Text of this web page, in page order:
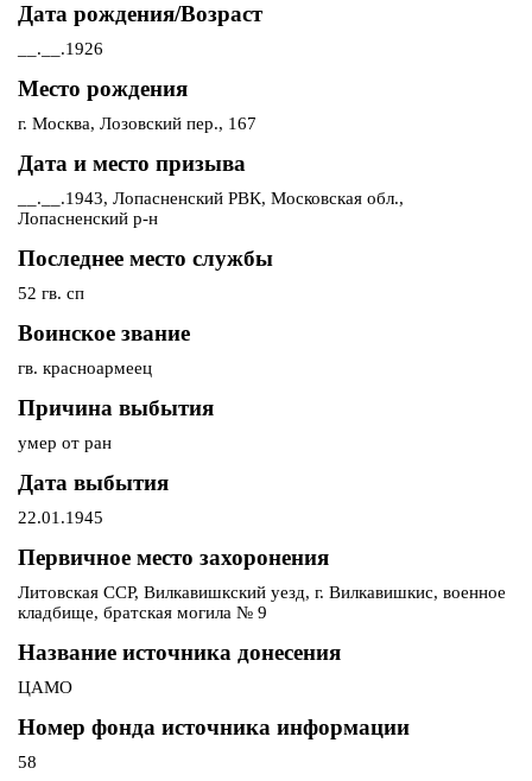
Дата рождения/Возраст
__.__.1926
Место рождения
г. Москва, Лозовский пер., 167
Дата и место призыва
__.__.1943, Лопасненский РВК, Московская обл.,
Лопасненский р-н
Последнее место службы
52 гв. сп
Воинское звание
гв. красноармеец
Причина выбытия
умер от ран
Дата выбытия
22.01.1945
Первичное место захоронения
Литовская ССР, Вилкавишкский уезд, г. Вилкавишкис, военное
кладбище, братская могила № 9
Название источника донесения
ЦАМО
Номер фонда источника информации
58